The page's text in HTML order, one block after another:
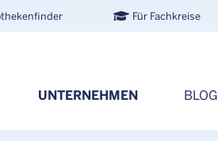
Für Fachkreise
UNTERNEHMEN BLOG